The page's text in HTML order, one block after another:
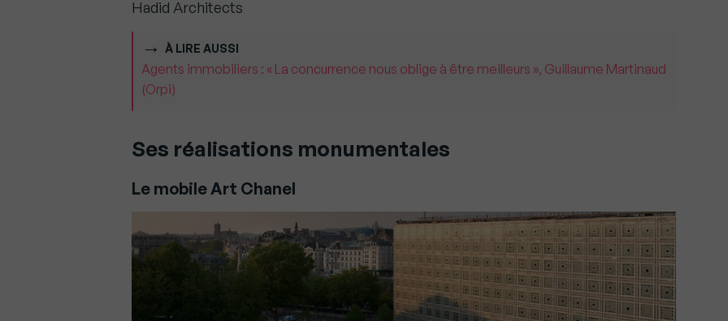
Hadid Architects
À LIRE AUSSI
Agents immobiliers : « La concurrence nous oblige à être meilleurs », Guillaume Martinaud
(Orpi)
Ses réalisations monumentales
Le mobile Art Chanel